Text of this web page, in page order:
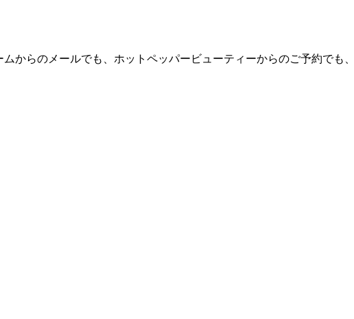
ムからのメールでも、ホットペッパービューティーからのご予約でも